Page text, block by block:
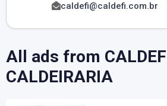
caldefi@caldefi.com.br
All ads from
CALDEIRARIA